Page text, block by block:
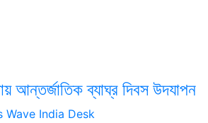
আন্তর্জাতিক ব্যাঘ্র দিবস উদযাপন
Wave India Desk